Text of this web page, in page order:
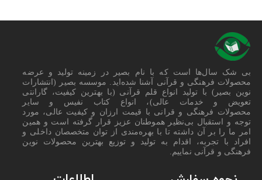
بی شک سال‌ها است که با نام بصیر در زمینه تولید و عرضه
محصولات فرهنگی و قرآنی آشنا شده‌اید. موسسه بصیر (انتشارات
نوین بصیر) با تولید انواع قلم قرآنی (با بهترین کیفیت، گارانتی
تعویض و خدمات عالی)، انواع کتاب نفیس و سایر
محصولات فرهنگی و قرانی با قیمت ارزان و کیفیت عالی، مورد
توجه و استقبال بی‌نظیر هموطنان عزیز قرار گرفته است و همین
امر ما را بر آن داشته تا با بهره‌مندی از توان متخصصان داخلی و
افراد با تجربه، اقدام به تولید و توزیع بهترین محصولات نوین
فرهنگی و قرآنی نماییم.